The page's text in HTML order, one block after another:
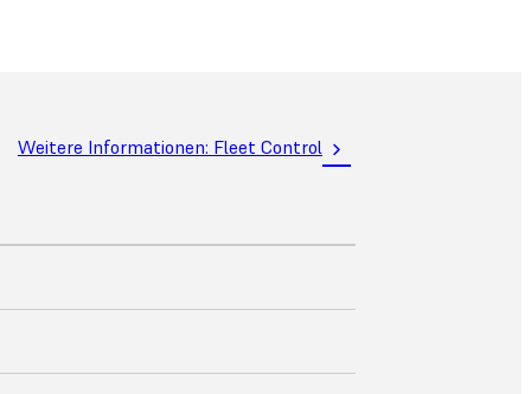
Weitere Informationen: Fleet Control